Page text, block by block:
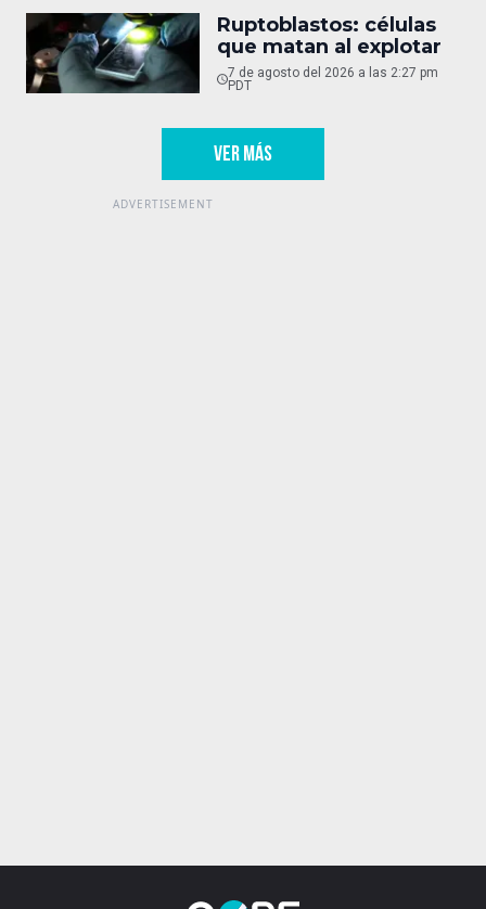
Ruptoblastos: células
que matan al explotar
7 de agosto del 2026 a las 2:27 pm
PDT
VER MÁS